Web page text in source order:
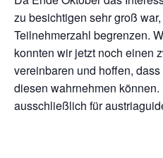
zu besichtigen sehr groß
Teilnehmerzahl begrenzen.
konnten wir jetzt noch einen
vereinbaren und hoffen,
diesen wahrnehmen
ausschließlich für